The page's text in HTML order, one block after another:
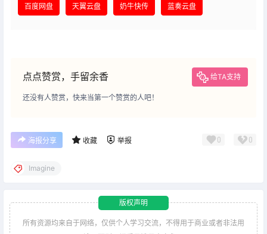
百度网盘 天翼云盘 奶牛快传 蓝奏云盘
点点赞赏，手留余香 给TA支持
还没有人赞赏，快来当第一个赞赏的人吧！
海报分享 收藏 举报 0 0
Imagine
版权声明
所有资源均来自于网络，仅供个人学习交流，不得用于商业或者非法用